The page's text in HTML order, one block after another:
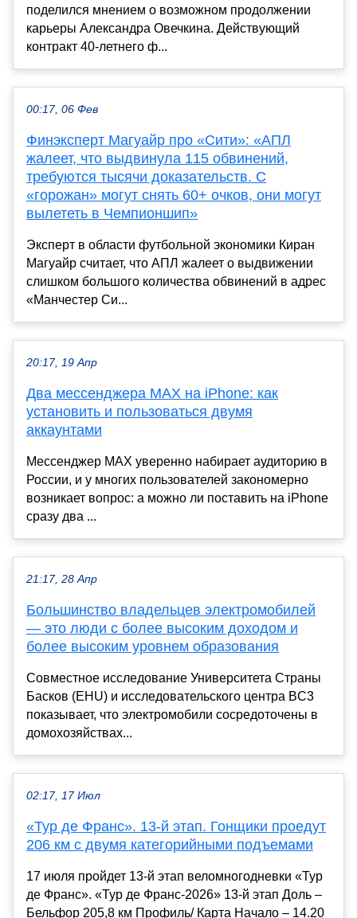
поделился мнением о возможном продолжении
карьеры Александра Овечкина. Действующий
контракт 40-летнего ф...
00:17, 06 Фев
Финэксперт Магуайр про «Сити»: «АПЛ
жалеет, что выдвинула 115 обвинений,
требуются тысячи доказательств. С
«горожан» могут снять 60+ очков, они могут
вылететь в Чемпионшип»
Эксперт в области футбольной экономики Киран
Магуайр считает, что АПЛ жалеет о выдвижении
слишком большого количества обвинений в адрес
«Манчестер Си...
20:17, 19 Апр
Два мессенджера MAX на iPhone: как
установить и пользоваться двумя
аккаунтами
Мессенджер MAX уверенно набирает аудиторию в
России, и у многих пользователей закономерно
возникает вопрос: а можно ли поставить на iPhone
сразу два ...
21:17, 28 Апр
Большинство владельцев электромобилей
— это люди с более высоким доходом и
более высоким уровнем образования
Совместное исследование Университета Страны
Басков (EHU) и исследовательского центра BC3
показывает, что электромобили сосредоточены в
домохозяйствах...
02:17, 17 Июл
«Тур де Франс». 13-й этап. Гонщики проедут
206 км с двумя категорийными подъемами
17 июля пройдет 13-й этап веломногодневки «Тур
де Франс». «Тур де Франс-2026» 13-й этап Доль –
Бельфор 205,8 км Профиль/ Карта Начало – 14.20